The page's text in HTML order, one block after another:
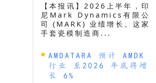
【本报讯】2026上半年，印
尼Mark Dynamics有限公
司 (MARK) 业绩增长。这家
手套瓷模制造商...
AMDATARA 预计 AMDK
行业 至2026 年底将增
长 6%